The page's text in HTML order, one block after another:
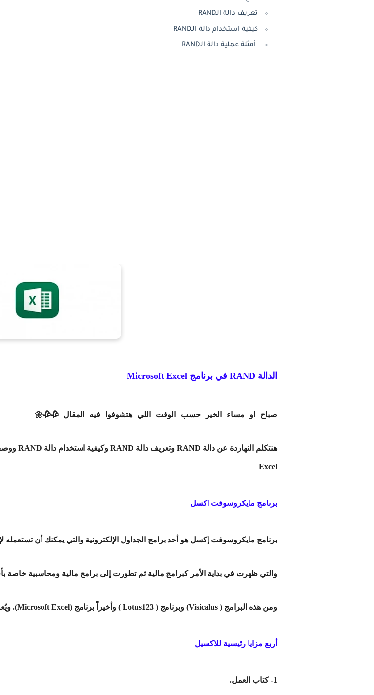
تعريف دالة الـRAND
كيفية استخدام دالة الـRAND
أمثلة عملية دالة الـRAND
الدالة RAND في برنامج Microsoft Excel
صباح او مساء الخير حسب الوقت اللي هتشوفوا فيه المقال 🥀🥀🌼
Excel
برنامج مايكروسوفت اكسل
برنامج مايكروسوفت إكسل هو أحد برامج الجداول الإلكترونية والتي يمكنك أن تستعمله
والتي ظهرت في بداية الأمر كبرامج مالية ثم تطورت إلى برامج مالية ومحاسبية خاصة
ومن هذه البرامج ( Visicalus) وبرنامج ( Lotus123 ) وأخيراً برنامج (Microsoft Excel). ويُعرف الأكسل بأنه برنامج للجداول الإلكترونية يوفر
أربع مزايا رئيسية للاكسيل
1- كتاب العمل.